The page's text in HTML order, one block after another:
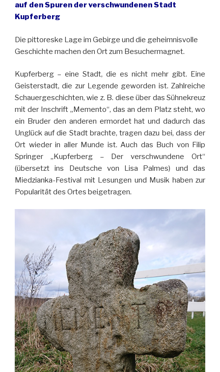
auf den Spuren der verschwundenen Stadt
Kupferberg
Die pittoreske Lage im Gebirge und die geheimnisvolle
Geschichte machen den Ort zum Besuchermagnet.
Kupferberg – eine Stadt, die es nicht mehr gibt. Eine
Geisterstadt, die zur Legende geworden ist. Zahlreiche
Schauergeschichten, wie z. B. diese über das Sühnekreuz
mit der Inschrift „Memento“, das an dem Platz steht, wo
ein Bruder den anderen ermordet hat und dadurch das
Unglück auf die Stadt brachte, tragen dazu bei, dass der
Ort wieder in aller Munde ist. Auch das Buch von Filip
Springer „Kupferberg – Der verschwundene Ort“
(übersetzt ins Deutsche von Lisa Palmes) und das
Miedzianka-Festival mit Lesungen und Musik haben zur
Popularität des Ortes beigetragen.